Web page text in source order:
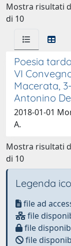
Mostra risultati
di 10
Poesia
VI
Macerata,
Antonino
2018-01-01
A.
Mostra risultati
di 10
Legenda
file ad
file
file
file